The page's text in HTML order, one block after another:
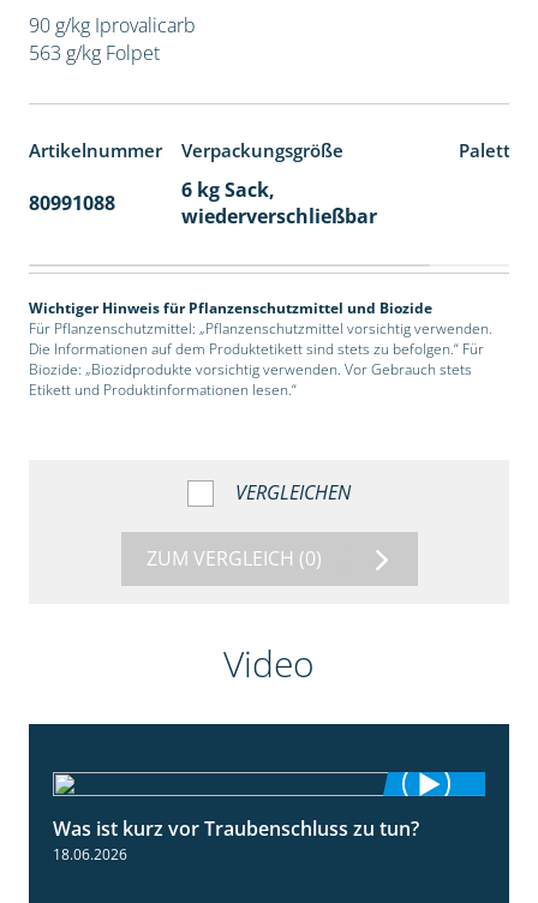
90 g/kg Iprovalicarb
563 g/kg Folpet
Artikelnummer Verpackungsgröße
80991088
6 kg Sack,
wiederverschließbar
Wichtiger Hinweis für Pflanzenschutzmittel und Biozide
Für Pflanzenschutzmittel: „Pflanzenschutzmittel vorsichtig verwenden.
Die Informationen auf dem Produktetikett sind stets zu befolgen.“ Für
Biozide: „Biozidprodukte vorsichtig verwenden. Vor Gebrauch stets
Etikett und Produktinformationen lesen.“
VERGLEICHEN
ZUM VERGLEICH (0)
Video
5:04
Was ist kurz vor Traubenschluss zu tun?
18.06.2026